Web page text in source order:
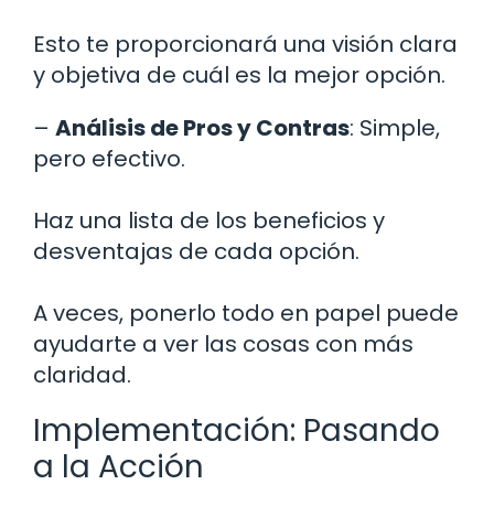
Esto te proporcionará una visión clara
y objetiva de cuál es la mejor opción.
– Análisis de Pros y Contras: Simple,
pero efectivo.
Haz una lista de los beneficios y
desventajas de cada opción.
A veces, ponerlo todo en papel puede
ayudarte a ver las cosas con más
claridad.
Implementación: Pasando
a la Acción